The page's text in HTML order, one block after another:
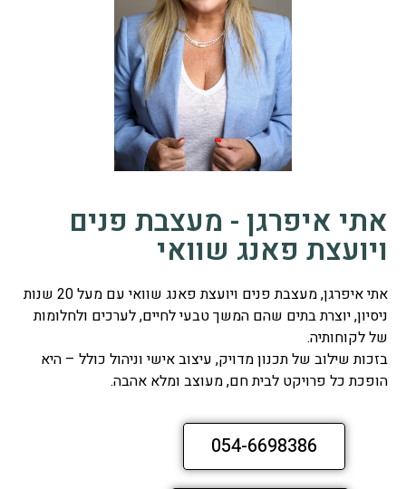
אתי איפרגן - מעצבת פנים
ויועצת פאנג שוואי
אתי איפרגן, מעצבת פנים ויועצת פאנג שוואי עם מעל 20 שנות
ניסיון, יוצרת בתים שהם המשך טבעי לחיים, לערכים ולחלומות
של לקוחותיה.
בזכות שילוב של תכנון מדויק, עיצוב אישי וניהול כולל – היא
הופכת כל פרויקט לבית חם, מעוצב ומלא אהבה.
054-6698386